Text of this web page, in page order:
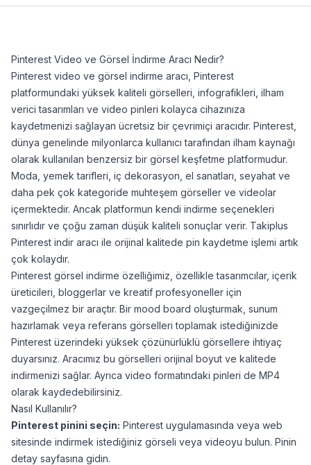
Pinterest Video ve Görsel İndirme Aracı Nedir?
Pinterest video ve görsel indirme aracı, Pinterest
platformundaki yüksek kaliteli görselleri, infografikleri, ilham
verici tasarımları ve video pinleri kolayca cihazınıza
kaydetmenizi sağlayan ücretsiz bir çevrimiçi aracıdır. Pinterest,
dünya genelinde milyonlarca kullanıcı tarafından ilham kaynağı
olarak kullanılan benzersiz bir görsel keşfetme platformudur.
Moda, yemek tarifleri, iç dekorasyon, el sanatları, seyahat ve
daha pek çok kategoride muhteşem görseller ve videolar
içermektedir. Ancak platformun kendi indirme seçenekleri
sınırlıdır ve çoğu zaman düşük kaliteli sonuçlar verir. Takiplus
Pinterest indir aracı ile orijinal kalitede pin kaydetme işlemi artık
çok kolaydır.
Pinterest görsel indirme özelliğimiz, özellikle tasarımcılar, içerik
üreticileri, bloggerlar ve kreatif profesyoneller için
vazgeçilmez bir araçtır. Bir mood board oluşturmak, sunum
hazırlamak veya referans görselleri toplamak istediğinizde
Pinterest üzerindeki yüksek çözünürlüklü görsellere ihtiyaç
duyarsınız. Aracımız bu görselleri orijinal boyut ve kalitede
indirmenizi sağlar. Ayrıca video formatındaki pinleri de MP4
olarak kaydedebilirsiniz.
Nasıl Kullanılır?
Pinterest pinini seçin: Pinterest uygulamasında veya web
sitesinde indirmek istediğiniz görseli veya videoyu bulun. Pinin
detay sayfasına gidin.
Teslimat ne kadar sürer?
Hangi ödeme yöntemleri var?
Hizmetleriniz güvenli mi?
Şifremi vermem gerekiyor mu?